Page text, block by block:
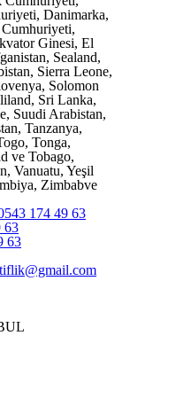
Danimarka,
Ginesi, El
Sealand,
Sierra Leone,
Solomon
Sri Lanka,
Suudi Arabistan,
Tanzanya,
Tonga,
ve Tobago,
Vanuatu, Yeşil
Zimbabve
174 49 63
63
63